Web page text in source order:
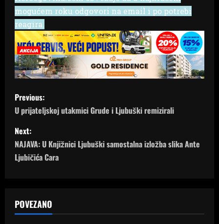
mogućem roku odgovori na email i po potrebi
reagira.
P
o
s
t
a
v
Previous:
U prijateljskoj utakmici Grude i Ljubuški remizirali
Next:
NAJAVA: U Knjižnici Ljubuški samostalna izložba slika Ante
Ljubičića Cara
POVEZANO